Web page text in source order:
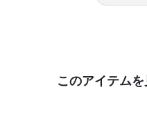
このアイテム